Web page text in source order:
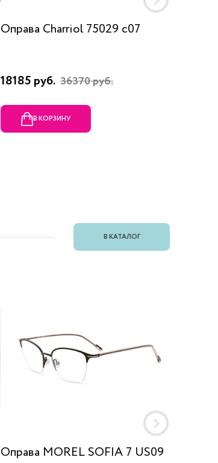
Оправа Charriol 75029 c07
18185 руб. 36370 руб.
В КОРЗИНУ
В КАТАЛОГ
Оправа MOREL SOFIA 7 US09